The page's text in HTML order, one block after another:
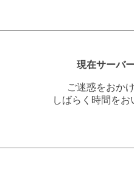
現在サーバ
ご迷惑をおか
しばらく時間を